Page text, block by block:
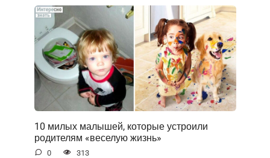
10 милых малышей, которые устроили
родителям «веселую жизнь»
0 313